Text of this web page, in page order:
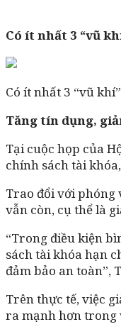
Có ít nhất 3 “vũ
Có ít nhất 3 “vũ
Tăng tín dụng,
Tại cuộc họp của
chính sách tài
Trao đổi với phóng
vẫn còn, cụ thể là
“Trong điều kiện
sách tài khóa hạn
đảm bảo an toàn”,
Trên thực tế, việc
ra mạnh hơn trong